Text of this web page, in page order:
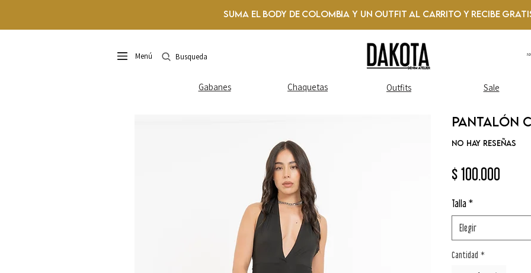
Suma el Body de Colombia y un Outfit al Carrito y recibe
Menú Busqueda
Gabanes Chaquetas Outfits Sale
Pantalón
No hay reseñas
$ 100.000
Talla *
Elegir
Cantidad *